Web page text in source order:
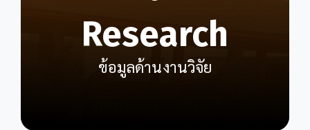
Research
ข้อมูลด้านงานวิจัย